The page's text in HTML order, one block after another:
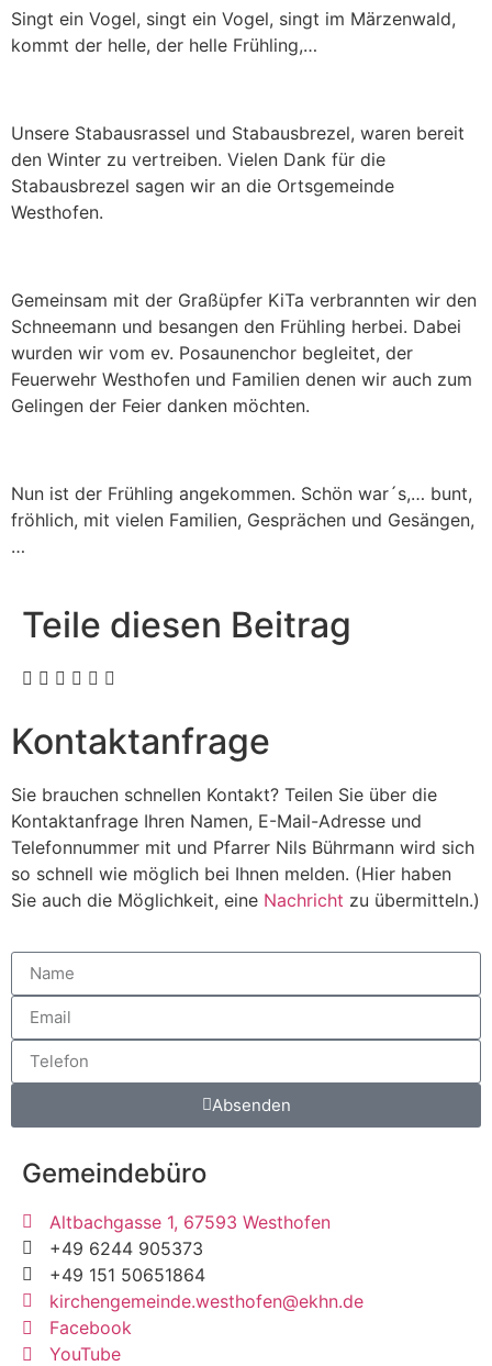
Singt ein Vogel, singt ein Vogel, singt im Märzenwald,
kommt der helle, der helle Frühling,…
Unsere Stabausrassel und Stabausbrezel, waren bereit
den Winter zu vertreiben. Vielen Dank für die
Stabausbrezel sagen wir an die Ortsgemeinde
Westhofen.
Gemeinsam mit der Graßüpfer KiTa verbrannten wir den
Schneemann und besangen den Frühling herbei. Dabei
wurden wir vom ev. Posaunenchor begleitet, der
Feuerwehr Westhofen und Familien denen wir auch zum
Gelingen der Feier danken möchten.
Nun ist der Frühling angekommen. Schön war´s,… bunt,
fröhlich, mit vielen Familien, Gesprächen und Gesängen,
…
Teile diesen Beitrag
Kontaktanfrage
Sie brauchen schnellen Kontakt? Teilen Sie über die
Kontaktanfrage Ihren Namen, E-Mail-Adresse und
Telefonnummer mit und Pfarrer Nils Bührmann wird sich
so schnell wie möglich bei Ihnen melden. (Hier haben
Sie auch die Möglichkeit, eine Nachricht zu übermitteln.)
Absenden
Gemeindebüro
Altbachgasse 1, 67593 Westhofen
+49 6244 905373
+49 151 50651864
kirchengemeinde.westhofen@ekhn.de
Facebook
YouTube